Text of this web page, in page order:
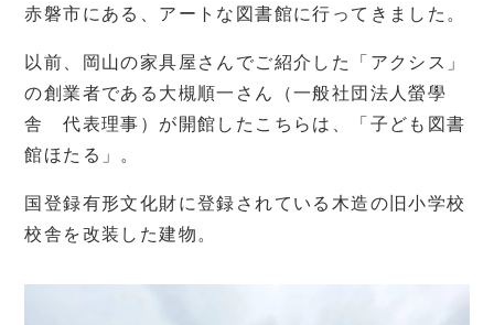
赤磐市にある、アートな図書館に行ってきました。
以前、岡山の家具屋さんでご紹介した「アクシス」
の創業者である大槻順一さん（一般社団法人螢學
舎 代表理事）が開館したこちらは、「子ども図書
館ほたる」。
国登録有形文化財に登録されている木造の旧小学校
校舎を改装した建物。